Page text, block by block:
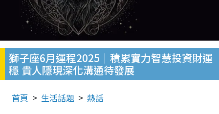
獅子座6月運程2025｜積累實力智慧投資財運
穩 貴人隱現深化溝通待發展
首頁 生活話題 熱話